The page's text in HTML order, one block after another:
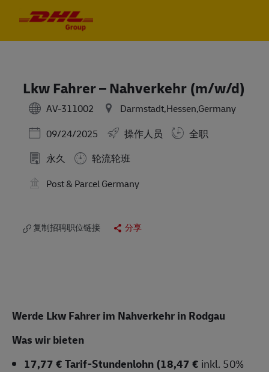
Lkw Fahrer – Nahverkehr (m/w/d)
AV-311002
Darmstadt,Hessen,Germany
Posted Date
09/24/2025 操作人员
全职
永久
轮流轮班
Post & Parcel Germany
复制招聘职位链接 分享
Werde Lkw Fahrer im Nahverkehr in Rodgau
Was wir bieten
17,77 € Tarif-Stundenlohn (18,47 € inkl. 50%